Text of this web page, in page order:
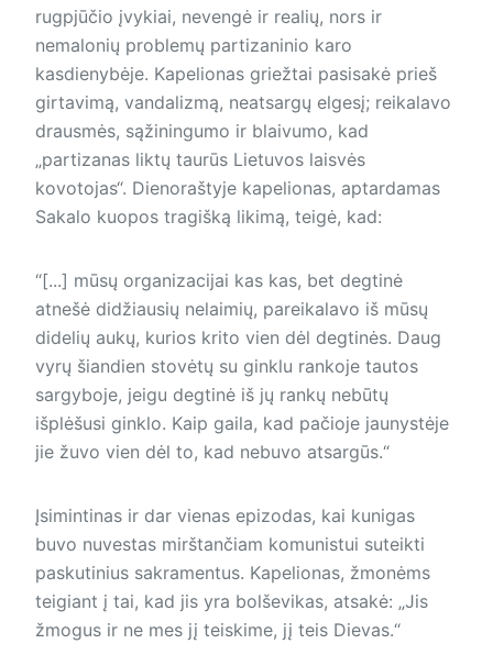
rugpjūčio įvykiai, nevengė ir realių, nors ir
nemalonių problemų partizaninio karo
kasdienybėje. Kapelionas griežtai pasisakė prieš
girtavimą, vandalizmą, neatsargų elgesį; reikalavo
drausmės, sąžiningumo ir blaivumo, kad
„partizanas liktų taurūs Lietuvos laisvės
kovotojas“. Dienoraštyje kapelionas, aptardamas
Sakalo kuopos tragišką likimą, teigė, kad:
“[...] mūsų organizacijai kas kas, bet degtinė
atnešė didžiausių nelaimių, pareikalavo iš mūsų
didelių aukų, kurios krito vien dėl degtinės. Daug
vyrų šiandien stovėtų su ginklu rankoje tautos
sargyboje, jeigu degtinė iš jų rankų nebūtų
išplėšusi gink­lo. Kaip gaila, kad pačioje jaunystėje
jie žuvo vien dėl to, kad nebuvo atsargūs.“
Įsimintinas ir dar vienas epizodas, kai kunigas
buvo nuvestas mirštančiam komunistui suteikti
paskutinius sakramentus. Kapelionas, žmonėms
teigiant į tai, kad jis yra bolševikas, atsakė: „Jis
žmogus ir ne mes jį teiskime, jį teis Dievas.“